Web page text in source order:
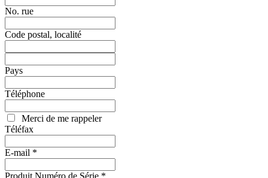
No. rue
Code postal, localité
Pays
Téléphone
Merci de me rappeler
Téléfax
E-mail *
Produit Numéro de Série *